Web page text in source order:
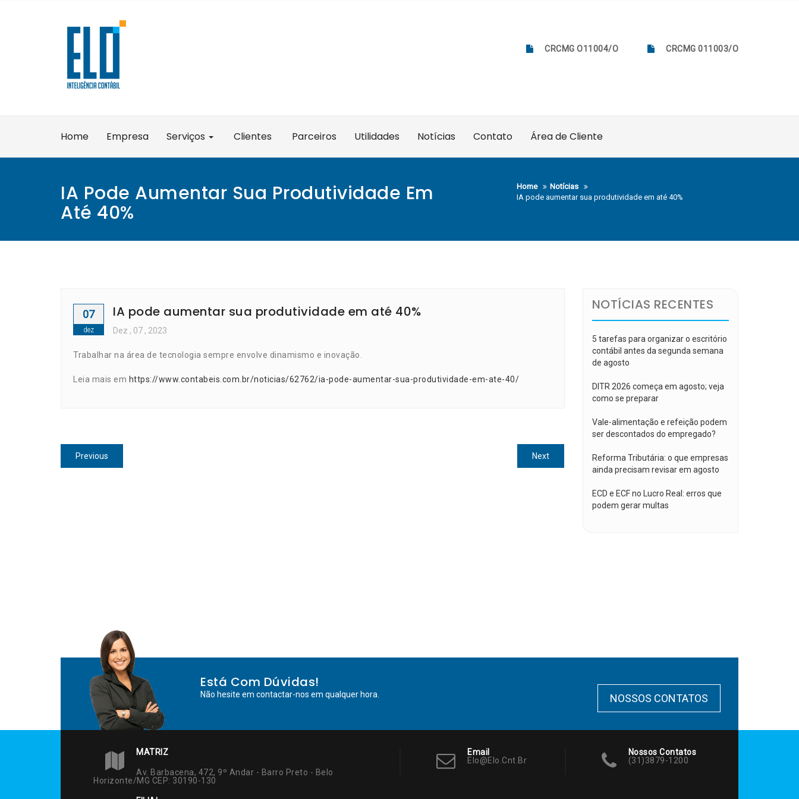
CRCMG O11004/O CRCMG 011003/O
Home Empresa Serviços Clientes Parceiros Utilidades Notícias Contato Área de Cliente
IA Pode Aumentar Sua Produtividade Em
Até 40%
Home
Notícias
IA pode aumentar sua produtividade em até 40%
07
dez
IA pode aumentar sua produtividade em até 40%
Dez , 07 , 2023
Trabalhar na área de tecnologia sempre envolve dinamismo e inovação.
Leia mais em https://www.contabeis.com.br/noticias/62762/ia-pode-aumentar-sua-produtividade-em-ate-40/
Navegação
de
Previous
post:
NextNext
post:
NOTÍCIAS RECENTES
5 tarefas para organizar o escritório
contábil antes da segunda semana
de agosto
DITR 2026 começa em agosto; veja
como se preparar
Vale-alimentação e refeição podem
ser descontados do empregado?
Reforma Tributária: o que empresas
ainda precisam revisar em agosto
ECD e ECF no Lucro Real: erros que
podem gerar multas
Está Com Dúvidas!
Não hesite em contactar-nos em qualquer hora. NOSSOS CONTATOS
MATRIZ
Av. Barbacena, 472, 9º Andar - Barro Preto - Belo
Horizonte/MG CEP: 30190-130
Email
Elo@elo.cnt.br
Nossos Contatos
(31)3879-1200